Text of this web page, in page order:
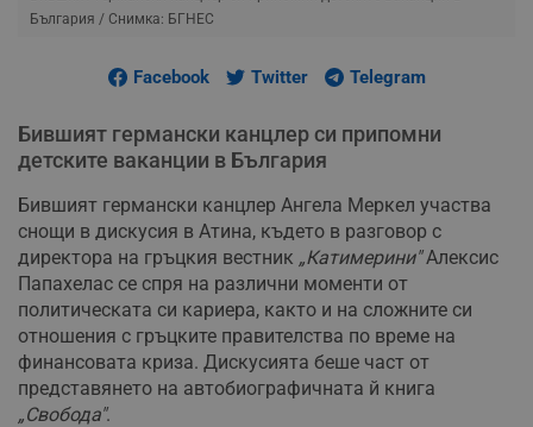
България / Снимка: БГНЕС
Facebook Twitter Telegram
Бившият германски канцлер си припомни
детските ваканции в България
Бившият германски канцлер Ангела Меркел участва
снощи в дискусия в Атина, където в разговор с
директора на гръцкия вестник „Катимерини"Алексис
Папахелас се спря на различни моменти от
политическата си кариера, както и на сложните си
отношения с гръцките правителства по време на
финансовата криза. Дискусията беше част от
представянето на автобиографичната й книга
„Свобода".